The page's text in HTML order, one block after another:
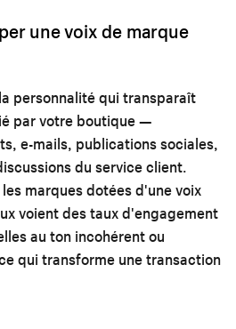
une voix de marque
personnalité qui transparaît
par votre boutique —
e-mails, publications sociales,
du service client.
marques dotées d'une voix
voient des taux d'engagement
au ton incohérent ou
qui transforme une transaction